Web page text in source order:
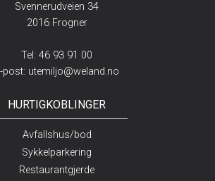
Svennerudveien 34
2016 Frogner
Tel: 46 93 91 00
post: utemiljo@weland.no
HURTIGKOBLINGER
Avfallshus/bod
Sykkelparkering
Restaurantgjerde